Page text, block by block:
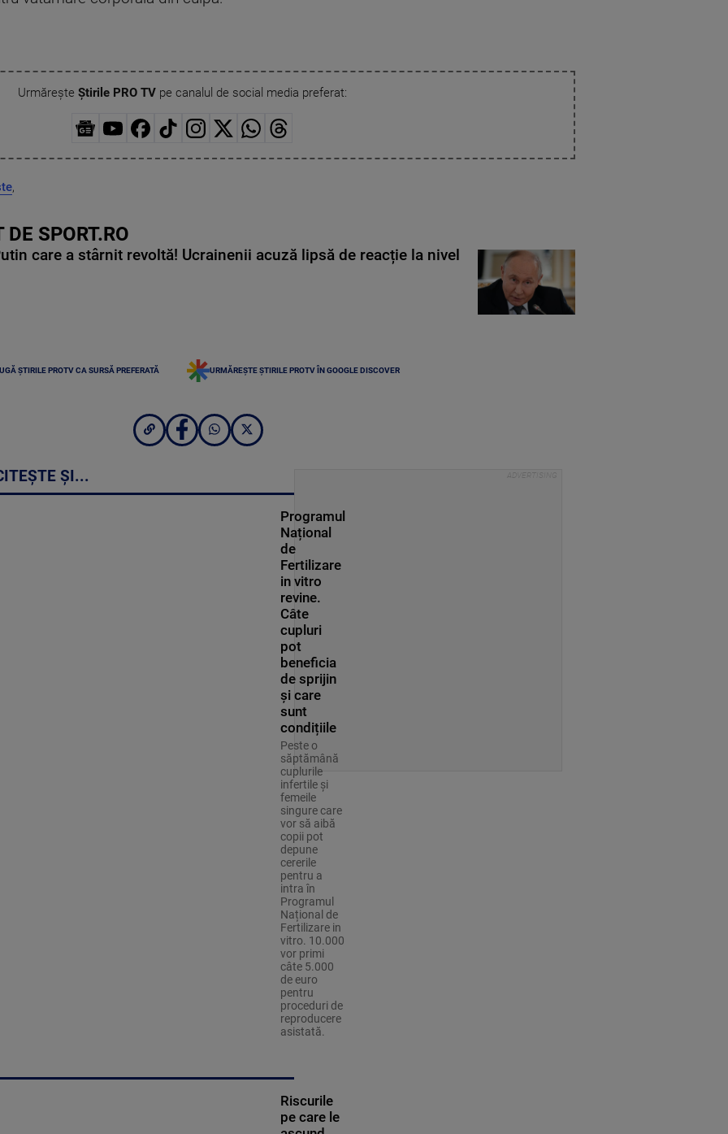
Urmărește Știrile PRO TVpe canalul de social media preferat:
,
SPORT.RO
care a stârnit revoltă! Ucrainenii acuză lipsă de reacție la nivel
ȘTIRILE PROTV CA SURSĂ PREFERATĂ URMĂREȘTE ȘTIRILE PROTV ÎN GOOGLE DISCOVER
ȘI...
Programul
Național
de
Fertilizare
in vitro
revine.
Câte
cupluri
pot
beneficia
de sprijin
și care
sunt
condițiile
Peste o
săptămână
cuplurile
infertile și
femeile
singure care
vor să aibă
copii pot
depune
cererile
pentru a
intra în
Programul
Național de
Fertilizare in
vitro. 10.000
vor primi
câte 5.000
de euro
pentru
proceduri de
reproducere
asistată.
Riscurile
pe care le